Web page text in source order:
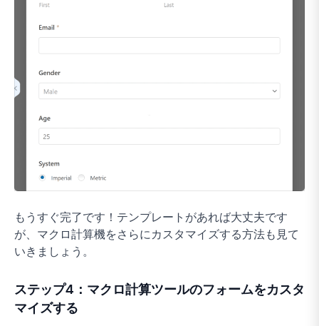
もうすぐ完了です！テンプレートがあれば大丈夫です
が、マクロ計算機をさらにカスタマイズする方法も見て
いきましょう。
ステップ4：マクロ計算ツールのフォームをカスタ
マイズする